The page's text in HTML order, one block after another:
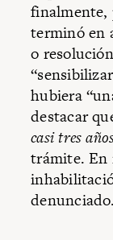
finalmente,
terminó en
o
hubiera
destacar
casi tres
trámite. En
denunciado.